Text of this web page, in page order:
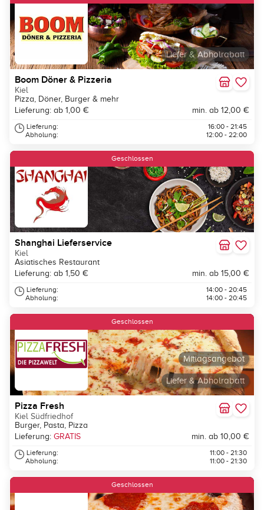
Liefer & Abholrabatt
Boom Döner & Pizzeria
Kiel
Pizza, Döner, Burger & mehr
Lieferung: ab 1,00 €
min. ab 12,00 €
Lieferung:
Abholung:
16:00 - 21:45
12:00 - 22:00
Geschlossen
Shanghai Lieferservice
Kiel
Asiatisches Restaurant
Lieferung: ab 1,50 €
min. ab 15,00 €
Lieferung:
Abholung:
14:00 - 20:45
14:00 - 20:45
Liefer & Abholrabatt
Mittagsangebot
Geschlossen
Pizza Fresh
Kiel Südfriedhof
Burger, Pasta, Pizza
Lieferung: GRATIS min. ab 10,00 €
Lieferung:
Abholung:
11:00 - 21:30
11:00 - 21:30
Geschlossen